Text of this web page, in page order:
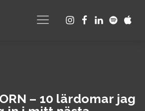
– 10 lärdomar jag